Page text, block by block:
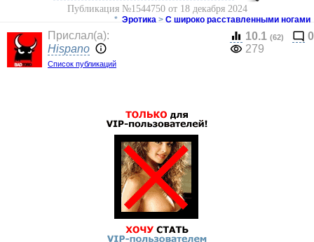
Публикация №1544750 от 18 декабря 2024
* Эротика > С широко расставленными ногами
Прислал(a):
Hispano
Список публикаций
10.1 (62)
0
279